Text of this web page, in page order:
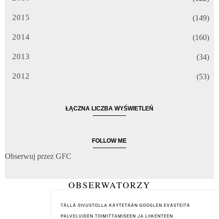
2015 (149)
2014 (160)
2013 (34)
2012 (53)
ŁĄCZNA LICZBA WYŚWIETLEŃ
FOLLOW ME
Obserwuj przez GFC
OBSERWATORZY
TÄLLÄ SIVUSTOLLA KÄYTETÄÄN GOOGLEN EVÄSTEITÄ
PALVELUIDEN TOIMITTAMISEEN JA LIIKENTEEN